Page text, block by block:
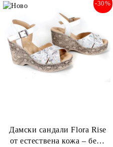
Дамски сандали Flora Rise
от естествена кожа – бели
-30%